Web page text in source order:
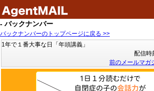
- バックナンバー
バックナンバーのトップページに戻る >>
1年で１番大事な日「年頭講義」
配信時
前のメールマガ